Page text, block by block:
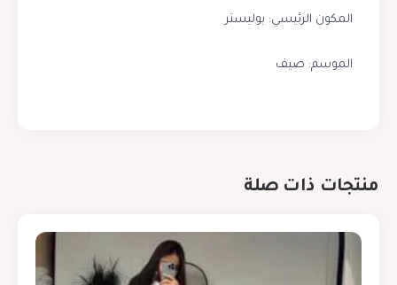
المكون الرئيسي: بوليستر
الموسم: صيف
منتجات ذات صلة